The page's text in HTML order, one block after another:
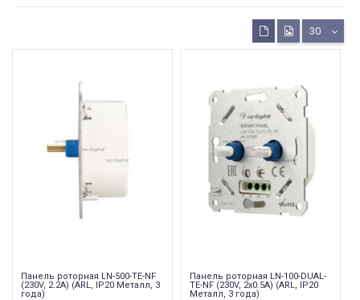
30
Панель роторная LN-500-TE-NF
(230V, 2.2A) (ARL, IP20 Металл, 3
года)
Панель роторная LN-100-DUAL-
TE-NF (230V, 2x0.5A) (ARL, IP20
Металл, 3 года)